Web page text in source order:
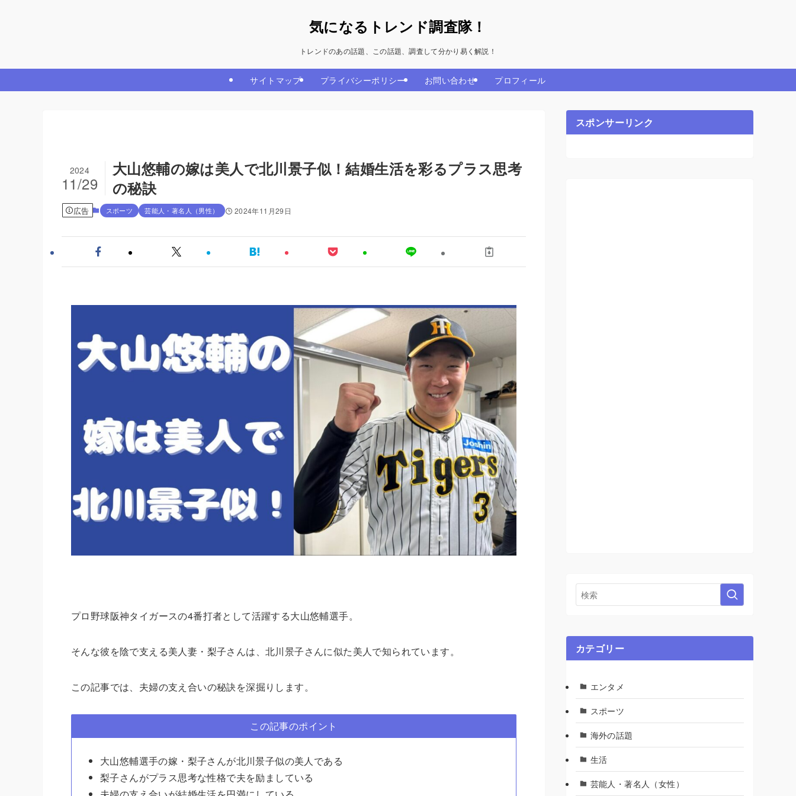
気になるトレンド調査隊！
トレンドのあの話題、この話題、調査して分かり易く解説！
サイトマップ プライバシーポリシー お問い合わせ プロフィール
大山悠輔の嫁は美人で北川景子似！結婚生活を彩るプラス思考
の秘訣
2024
11/29
広告 スポーツ 芸能人・著名人（男性） 2024年11月29日
プロ野球阪神タイガースの4番打者として活躍する大山悠輔選手。
そんな彼を陰で支える美人妻・梨子さんは、北川景子さんに似た美人で知られています。
この記事では、夫婦の支え合いの秘訣を深掘りします。
この記事のポイント
大山悠輔選手の嫁・梨子さんが北川景子似の美人である
梨子さんがプラス思考な性格で夫を励ましている
スポンサーリンク
カテゴリー
エンタメ
スポーツ
海外の話題
生活
芸能人・著名人（女性）